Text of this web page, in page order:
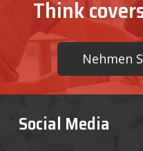
Think
Nehmen
Social Media